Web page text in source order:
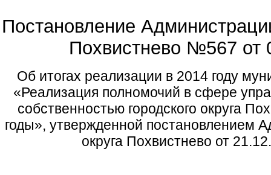
Постановление
Похвистнево №567 от
Об итогах реализации в 2014 году
«Реализация полномочий в сфере
собственностью городского округа
годы», утвержденной постановлением
округа Похвистнево от